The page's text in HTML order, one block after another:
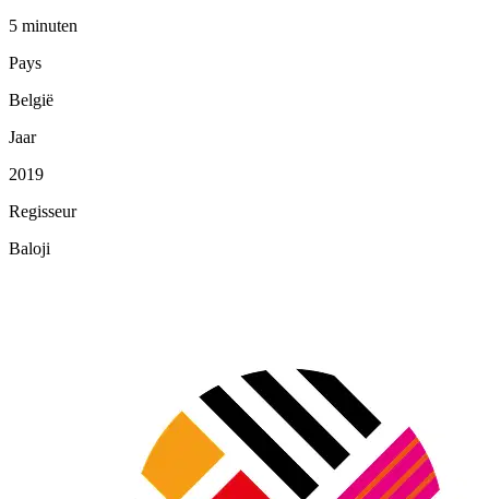
5 minuten
Pays
België
Jaar
2019
Regisseur
Baloji